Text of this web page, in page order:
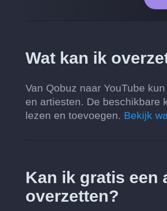
Wat kan ik
Van Qobuz naar YouTube
en artiesten. De beschikbare
lezen en toevoegen. Bekijk
Kan ik gratis een
overzetten?